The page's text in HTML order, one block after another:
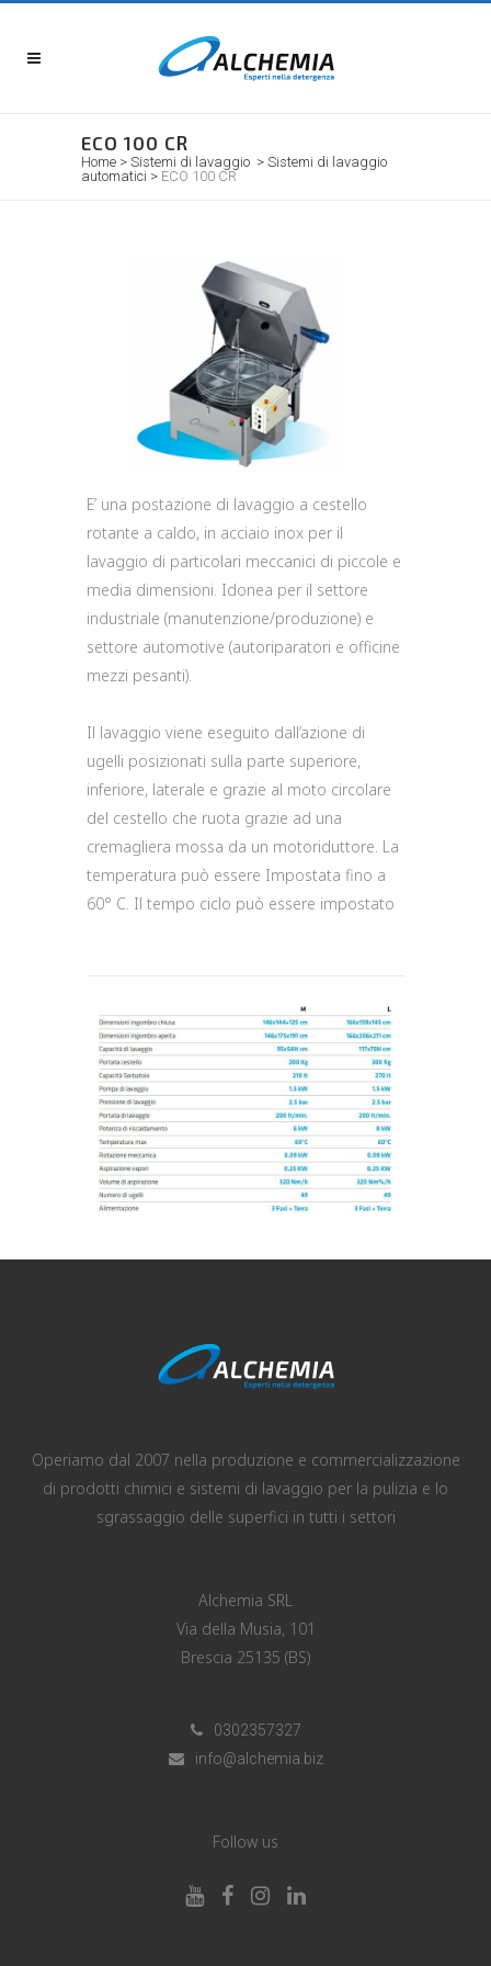
ECO 100 CR
Home > Sistemi di lavaggio > Sistemi di lavaggio
automatici > ECO 100 CR
E’ una postazione di lavaggio a cestello
rotante a caldo, in acciaio inox per il
lavaggio di particolari meccanici di piccole e
media dimensioni. Idonea per il settore
industriale (manutenzione/produzione) e
settore automotive (autoriparatori e officine
mezzi pesanti).
Il lavaggio viene eseguito dall’azione di
ugelli posizionati sulla parte superiore,
inferiore, laterale e grazie al moto circolare
del cestello che ruota grazie ad una
cremagliera mossa da un motoriduttore. La
temperatura può essere Impostata fino a
60° C. Il tempo ciclo può essere impostato
Operiamo dal 2007 nella produzione e commercializzazione
di prodotti chimici e sistemi di lavaggio per la pulizia e lo
sgrassaggio delle superfici in tutti i settori
Alchemia SRL
Via della Musia, 101
Brescia 25135 (BS)
0302357327
info@alchemia.biz
Follow us